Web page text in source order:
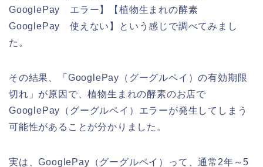
GooglePay エラー】【植物生まれの酵素
GooglePay 使えない】という感じで調べてみまし
た。
その結果、「GooglePay（グーグルペイ）の有効期限
切れ」が原因で、植物生まれの酵素のお店で
GooglePay（グーグルペイ）エラーが発生してしまう
可能性があることが分かりました。
実は、GooglePay（グーグルペイ）って、通常2年～5